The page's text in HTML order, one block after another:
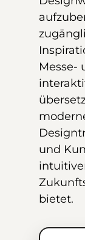
Messe-
und
bietet.